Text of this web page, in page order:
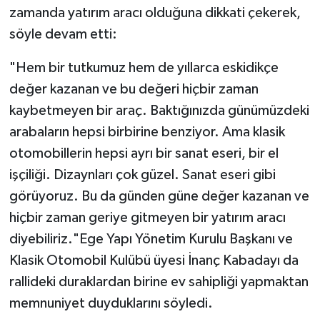
zamanda yatırım aracı olduğuna dikkati çekerek,
söyle devam etti:
"Hem bir tutkumuz hem de yıllarca eskidikçe
değer kazanan ve bu değeri hiçbir zaman
kaybetmeyen bir araç. Baktığınızda günümüzdeki
arabaların hepsi birbirine benziyor. Ama klasik
otomobillerin hepsi ayrı bir sanat eseri, bir el
işçiliği. Dizaynları çok güzel. Sanat eseri gibi
görüyoruz. Bu da günden güne değer kazanan ve
hiçbir zaman geriye gitmeyen bir yatırım aracı
diyebiliriz."Ege Yapı Yönetim Kurulu Başkanı ve
Klasik Otomobil Kulübü üyesi İnanç Kabadayı da
rallideki duraklardan birine ev sahipliği yapmaktan
memnuniyet duyduklarını söyledi.